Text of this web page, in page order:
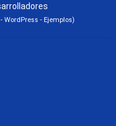
- WordPress - Ejemplos)